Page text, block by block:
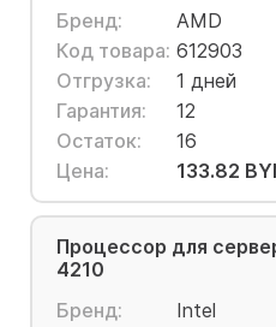
Бренд:
AMD
Код товара: 612903
Отгрузка:
1 дней
Гарантия:
12
Остаток:
16
Цена:
133.82
Процессор для
4210
Бренд:
Intel